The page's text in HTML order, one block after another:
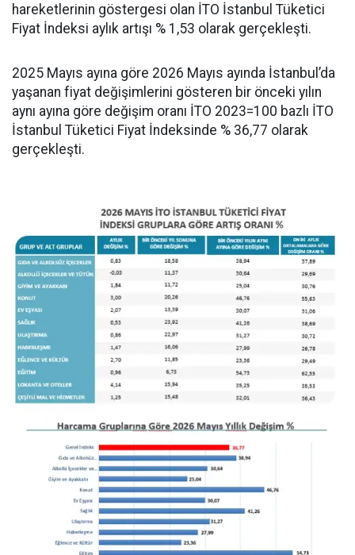
hareketlerinin göstergesi olan İTO İstanbul Tüketici
Fiyat İndeksi aylık artışı % 1,53 olarak gerçekleşti.
2025 Mayıs ayına göre 2026 Mayıs ayında İstanbul’da
yaşanan fiyat değişimlerini gösteren bir önceki yılın
aynı ayına göre değişim oranı İTO 2023=100 bazlı İTO
İstanbul Tüketici Fiyat İndeksinde % 36,77 olarak
gerçekleşti.